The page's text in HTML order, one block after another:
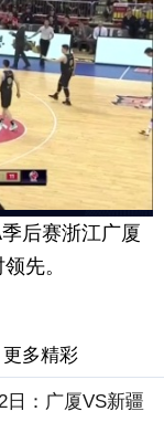
后赛浙江广厦
先。
更多精彩
日：广厦VS新疆